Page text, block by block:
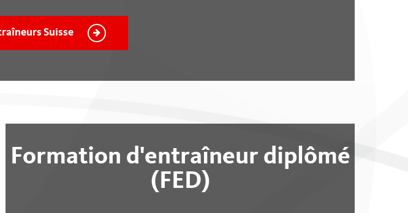
Emplois
Contact
Swiss Women's Hockey Academy
Suisse
Formation d'entraîneur diplômé
(FED)